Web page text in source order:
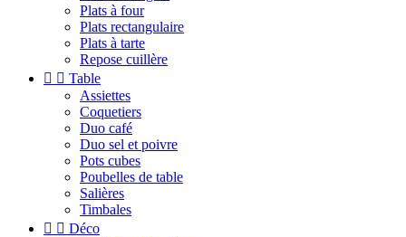
Plats à four
Plats rectangulaire
Plats à tarte
Repose cuillère
  Table
Assiettes
Coquetiers
Duo café
Duo sel et poivre
Pots cubes
Poubelles de table
Salières
Timbales
  Déco